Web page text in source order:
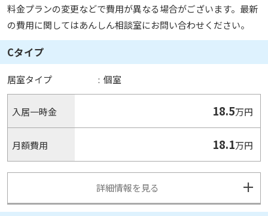
料金プランの変更などで費用が異なる場合がございます。最新
の費用に関してはあんしん相談室にお問い合わせください。
Cタイプ
居室タイプ : 個室
入居一時金 18.5万円
月額費用 18.1万円
詳細情報を見る